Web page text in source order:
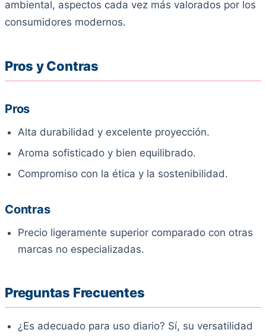
ambiental, aspectos cada vez más valorados por los
consumidores modernos.
Pros y Contras
Pros
Alta durabilidad y excelente proyección.
Aroma sofisticado y bien equilibrado.
Compromiso con la ética y la sostenibilidad.
Contras
Precio ligeramente superior comparado con otras
marcas no especializadas.
Preguntas Frecuentes
¿Es adecuado para uso diario? Sí, su versatilidad